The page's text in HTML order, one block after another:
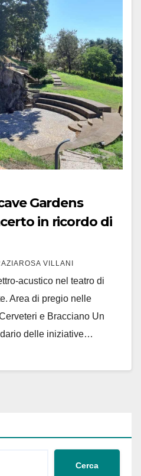
Gardens
in ricordo di
VILLANI
acustico nel teatro di
Area di pregio nelle
e Bracciano Un
delle iniziative…
Cerca